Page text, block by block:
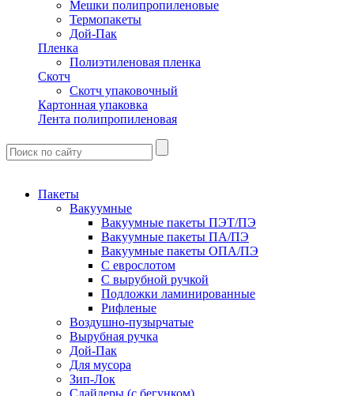
Мешки полипропиленовые
Термопакеты
Дой-Пак
Пленка
Полиэтиленовая пленка
Скотч
Скотч упаковочный
Картонная упаковка
Лента полипропиленовая
Пакеты
Вакуумные
Вакуумные пакеты ПЭТ/ПЭ
Вакуумные пакеты ПА/ПЭ
Вакуумные пакеты ОПА/ПЭ
С еврослотом
С вырубной ручкой
Подложки ламинированные
Рифленые
Воздушно-пузырчатые
Вырубная ручка
Дой-Пак
Для мусора
Зип-Лок
Слайдеры (с бегунком)